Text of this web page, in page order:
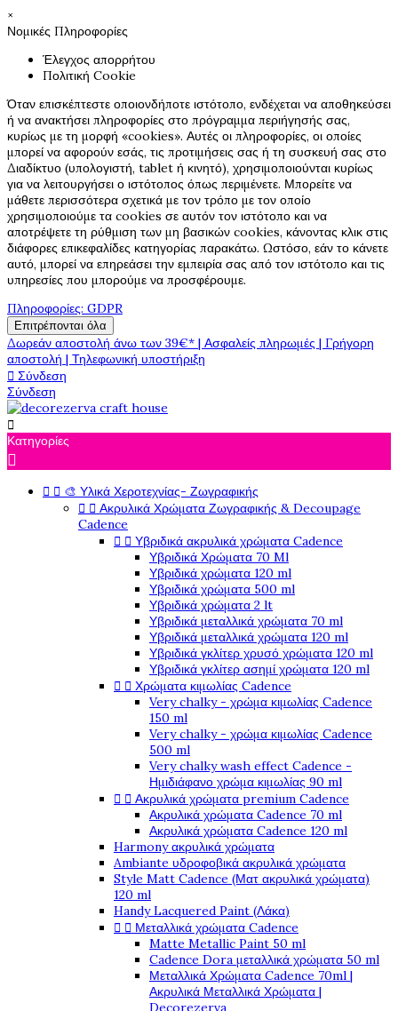
×
Νομικές Πληροφορίες
Έλεγχος απορρήτου
Πολιτική Cookie
Όταν επισκέπτεστε οποιονδήποτε ιστότοπο, ενδέχεται να αποθηκεύσει
ή να ανακτήσει πληροφορίες στο πρόγραμμα περιήγησής σας,
κυρίως με τη μορφή «cookies». Αυτές οι πληροφορίες, οι οποίες
μπορεί να αφορούν εσάς, τις προτιμήσεις σας ή τη συσκευή σας στο
Διαδίκτυο (υπολογιστή, tablet ή κινητό), χρησιμοποιούνται κυρίως
για να λειτουργήσει ο ιστότοπος όπως περιμένετε. Μπορείτε να
μάθετε περισσότερα σχετικά με τον τρόπο με τον οποίο
χρησιμοποιούμε τα cookies σε αυτόν τον ιστότοπο και να
αποτρέψετε τη ρύθμιση των μη βασικών cookies, κάνοντας κλικ στις
διάφορες επικεφαλίδες κατηγορίας παρακάτω. Ωστόσο, εάν το κάνετε
αυτό, μπορεί να επηρεάσει την εμπειρία σας από τον ιστότοπο και τις
υπηρεσίες που μπορούμε να προσφέρουμε.
Πληροφορίες: GDPR
Επιτρέπονται όλα
Δωρεάν αποστολή άνω των 39€* | Ασφαλείς πληρωμές | Γρήγορη
αποστολή | Τηλεφωνική υποστήριξη
 Σύνδεση
Σύνδεση

Κατηγορίες

  🎨 Υλικά Χεροτεχνίας- Ζωγραφικής
  Ακρυλικά Χρώματα Ζωγραφικής & Decoupage
Cadence
  Υβριδικά ακρυλικά χρώματα Cadence
Υβριδικά Χρώματα 70 Ml
Υβριδικά χρώματα 120 ml
Υβριδικά χρώματα 500 ml
Υβριδικά χρώματα 2 lt
Υβριδικά μεταλλικά χρώματα 70 ml
Υβριδικά μεταλλικά χρώματα 120 ml
Υβριδικά γκλίτερ χρυσό χρώματα 120 ml
Υβριδικά γκλίτερ ασημί χρώματα 120 ml
  Χρώματα κιμωλίας Cadence
Very chalky - χρώμα κιμωλίας Cadence
150 ml
Very chalky - χρώμα κιμωλίας Cadence
500 ml
Very chalky wash effect Cadence -
Ημιδιάφανο χρώμα κιμωλίας 90 ml
  Ακρυλικά χρώματα premium Cadence
Ακρυλικά χρώματα Cadence 70 ml
Ακρυλικά χρώματα Cadence 120 ml
Harmony ακρυλικά χρώματα
Ambiante υδροφοβικά ακρυλικά χρώματα
Style Matt Cadence (Ματ ακρυλικά χρώματα)
120 ml
Handy Lacquered Paint (Λάκα)
  Μεταλλικά χρώματα Cadence
Matte Metallic Paint 50 ml
Cadence Dora μεταλλικά χρώματα 50 ml
Μεταλλικά Χρώματα Cadence 70ml |
Ακρυλικά Μεταλλικά Χρώματα |
Decorezerva